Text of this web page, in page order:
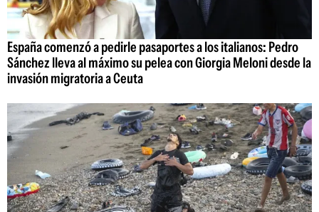
España comenzó a pedirle pasaportes a los italianos: Pedro
Sánchez lleva al máximo su pelea con Giorgia Meloni desde la
invasión migratoria a Ceuta